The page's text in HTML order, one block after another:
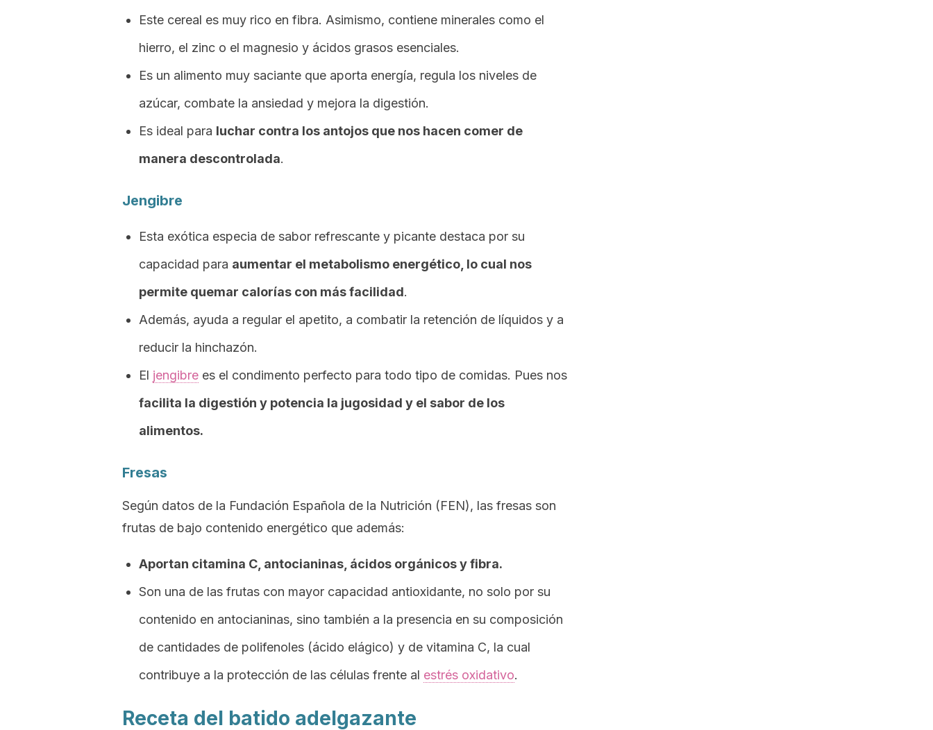
Este cereal es muy rico en fibra. Asimismo, contiene minerales como el
hierro, el zinc o el magnesio y ácidos grasos esenciales.
Es un alimento muy saciante que aporta energía, regula los niveles de
azúcar, combate la ansiedad y mejora la digestión.
Es ideal para luchar contra los antojos que nos hacen comer de
manera descontrolada.
Jengibre
Esta exótica especia de sabor refrescante y picante destaca por su
capacidad para aumentar el metabolismo energético, lo cual nos
permite quemar calorías con más facilidad.
Además, ayuda a regular el apetito, a combatir la retención de líquidos y a
reducir la hinchazón.
El jengibre es el condimento perfecto para todo tipo de comidas. Pues nos
facilita la digestión y potencia la jugosidad y el sabor de los
alimentos.
Fresas
Según datos de la Fundación Española de la Nutrición (FEN), las fresas son
frutas de bajo contenido energético que además:
Aportan citamina C, antocianinas, ácidos orgánicos y fibra.
Son una de las frutas con mayor capacidad antioxidante, no solo por su
contenido en antocianinas, sino también a la presencia en su composición
de cantidades de polifenoles (ácido elágico) y de vitamina C, la cual
contribuye a la protección de las células frente al estrés oxidativo.
Receta del batido adelgazante